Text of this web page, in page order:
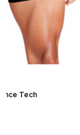
Tech